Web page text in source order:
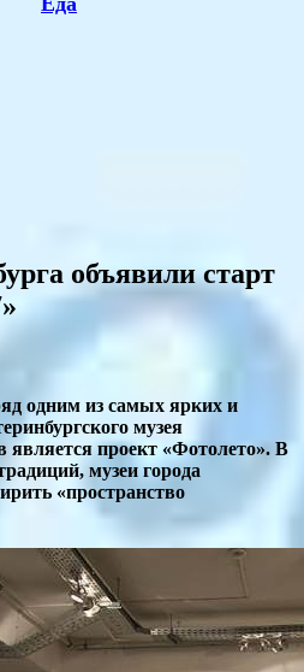
объявили старт
одним из самых ярких и
музея
является проект «Фотолето». В
музеи города
«пространство